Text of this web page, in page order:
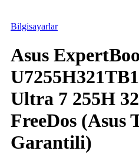
Bilgisayarlar
Asus
Ultra 7 255H
FreeDos (Asus
Garantili)